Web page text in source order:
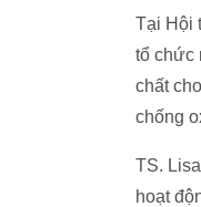
Tại Hội
tổ chức
chất
chống
TS.
hoạt